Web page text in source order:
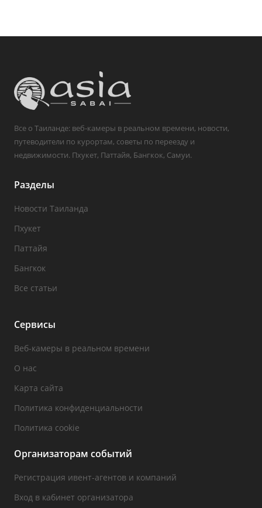
Все о Таиланде: веб-камеры в реальном времени, новости,
путеводители по курортам, советы по переезду и
недвижимости. Пхукет, Паттайя, Бангкок, Самуи.
Разделы
Новости Таиланда
Пхукет
Паттайя
Бангкок
Все статьи
Сервисы
Веб-камеры в реальном времени
О нас
Карта сайта
Политика конфиденциальности
Политика cookie
Организаторам событий
Регистрация ивент-агентов и компаний
Вход в кабинет организатора